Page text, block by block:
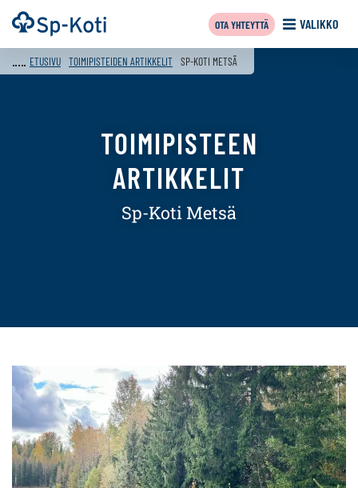
Siirry
sisältöön
Etusivu VALIKKO
OTA YHTEYTTÄ
ETUSIVU TOIMIPISTEIDEN ARTIKKELIT SP-KOTI METSÄ
f
TOIMIPISTEEN
ARTIKKELIT
Sp-Koti Metsä
Tämän
sivun
sisältö